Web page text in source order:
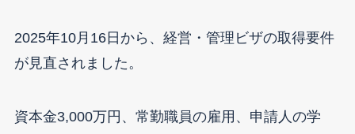
2025年10月16日から、経営・管理ビザの取得要件
が見直されました。
資本金3,000万円、常勤職員の雇用、申請人の学